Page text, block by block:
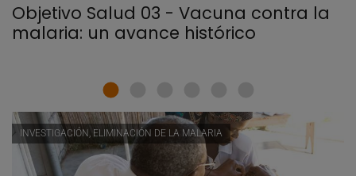
Objetivo Salud 03 - Vacuna contra la
malaria: un avance histórico
INVESTIGACIÓN, ELIMINACIÓN DE LA MALARIA